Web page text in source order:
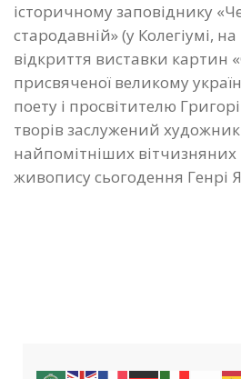
історичному заповіднику
стародавній» (у Колегіумі,
відкриття виставки картин
присвяченої великому
поету і просвітителю
творів заслужений
найпомітніших вітчизняних
живопису сьогодення Генрі